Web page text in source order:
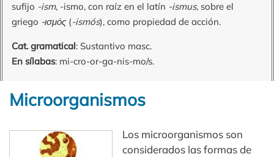
sufijo -ism, -ismo, con raíz en el latín -ismus, sobre el
griego -ισμός (-ismós), como propiedad de acción.
Cat. gramatical: Sustantivo masc.
En sílabas: mi-cro-or-ga-nis-mo/s.
Microorganismos
Los microorganismos son
considerados las formas de